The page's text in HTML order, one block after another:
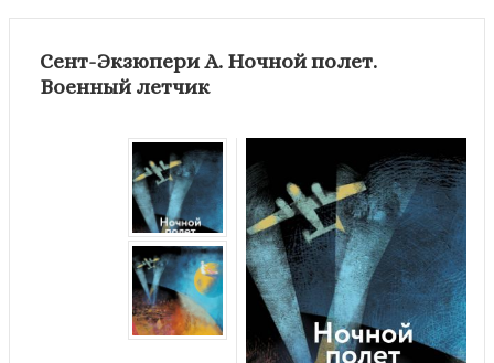
Сент-Экзюпери А. Ночной полет.
Военный летчик